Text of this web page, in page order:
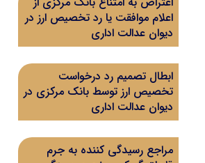
اعلام موافقت یا رد تخصیص ارز در
دیوان عدالت اداری
ابطال تصمیم رد درخواست
تخصیص ارز توسط بانک مرکزی در
دیوان عدالت اداری
مراجع رسیدگی کننده به جرم